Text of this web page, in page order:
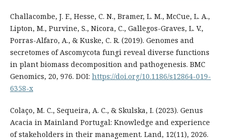
Challacombe, J. F., Hesse, C. N., Bramer, L. M., McCue, L. A.,
Lipton, M., Purvine, S., Nicora, C., Gallegos-Graves, L. V.,
Porras-Alfaro, A., & Kuske, C. R. (2019). Genomes and
secretomes of Ascomycota fungi reveal diverse functions
in plant biomass decomposition and pathogenesis. BMC
Genomics, 20, 976. DOI: https://doi.org/10.1186/s12864-019-
6358-x
Colaço, M. C., Sequeira, A. C., & Skulska, I. (2023). Genus
Acacia in Mainland Portugal: Knowledge and experience
of stakeholders in their management. Land, 12(11), 2026.